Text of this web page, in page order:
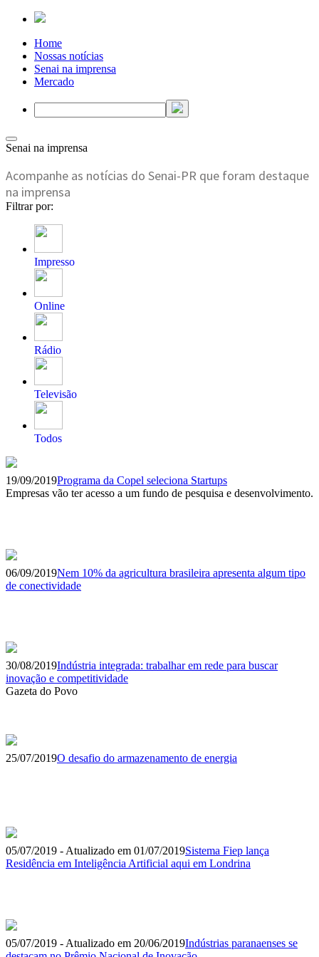
Home
Nossas notícias
Senai na imprensa
Mercado
Senai na imprensa
Acompanhe as notícias do Senai-PR que foram destaque
na imprensa
Filtrar por:
Impresso
Online
Rádio
Televisão
Todos
19/09/2019Programa da Copel seleciona Startups
Empresas vão ter acesso a um fundo de pesquisa e desenvolvimento.
06/09/2019Nem 10% da agricultura brasileira apresenta algum tipo
de conectividade
30/08/2019Indústria integrada: trabalhar em rede para buscar
inovação e competitividade
Gazeta do Povo
25/07/2019O desafio do armazenamento de energia
05/07/2019 - Atualizado em 01/07/2019Sistema Fiep lança
Residência em Inteligência Artificial aqui em Londrina
05/07/2019 - Atualizado em 20/06/2019Indústrias paranaenses se